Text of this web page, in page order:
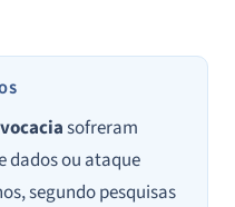
sofreram
dados ou ataque
segundo pesquisas